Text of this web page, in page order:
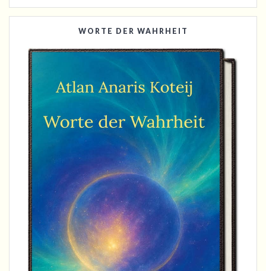
WORTE DER WAHRHEIT